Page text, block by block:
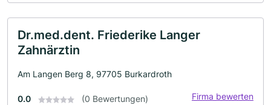
Dr.med.dent. Friederike Langer
Zahnärztin
Am Langen Berg 8, 97705 Burkardroth
0.0 (0 Bewertungen) Firma bewerten